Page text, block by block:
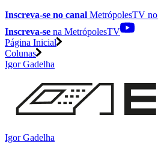
Inscreva-se no canal MetrópolesTV no
Inscreva-se na MetrópolesTV
Página Inicial
Colunas
Igor Gadelha
Igor Gadelha